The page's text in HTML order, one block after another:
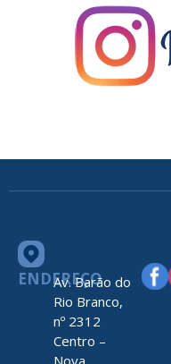
ENDEREÇO
Av. Barão do
Rio Branco,
nº 2312
Centro –